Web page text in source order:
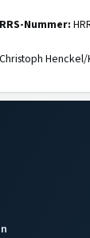
Nummer:
Christoph